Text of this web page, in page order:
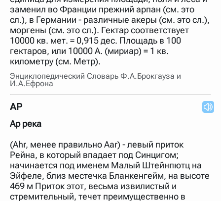
заменил во Франции прежний арпан (см. это
сл.), в Германии - различные акеры (см. это сл.),
моргены (см. это сл.). Гектар соответствует
10000 кв. мет. = 0,915 дес. Площадь в 100
гектаров, или 10000 А. (мириар) = 1 кв.
километру (см. Метр).
Энциклопедический Словарь Ф.А.Брокгауза и
И.А.Ефрона
АР
Ар река
(Ahr, менее правильно Aar) - левый приток
Рейна, в который впадает под Синцигом;
начинается под именем Малый Штейнпютц на
Эйфеле, близ местечка Бланкенгейм, на высоте
469 м Приток этот, весьма извилистый и
стремительный, течет преимущественно в